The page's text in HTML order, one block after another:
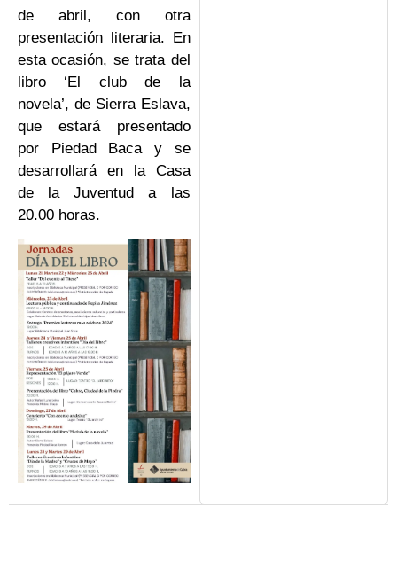
de abril, con otra
presentación literaria. En
esta ocasión, se trata del
libro ‘El club de la
novela’, de Sierra Eslava,
que estará presentado
por Piedad Baca y se
desarrollará en la Casa
de la Juventud a las
20.00 horas.